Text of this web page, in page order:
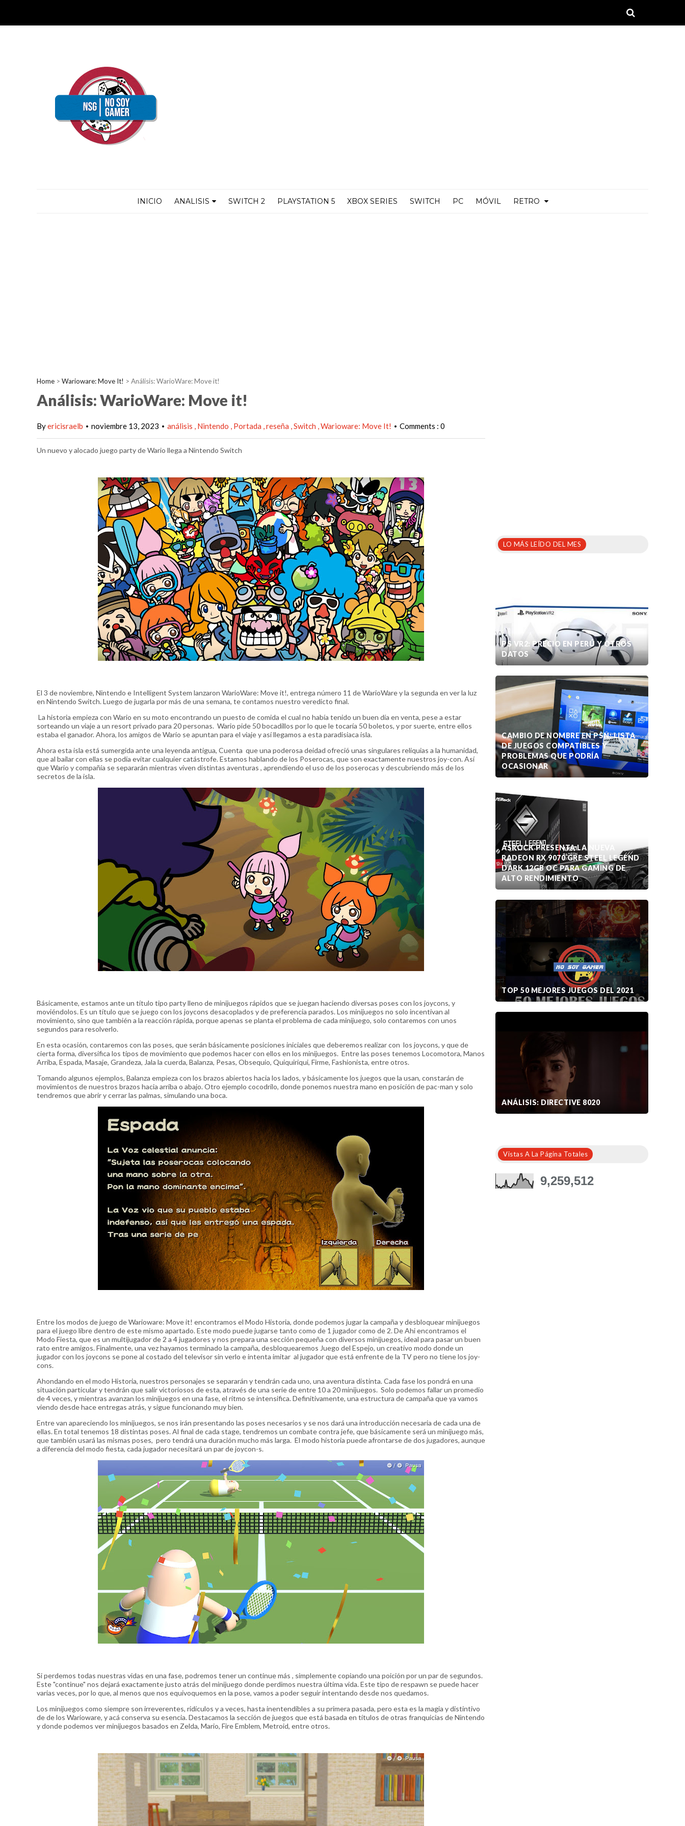
INICIO ANALISIS SWITCH 2 PLAYSTATION 5 XBOX SERIES SWITCH PC MÓVIL RETRO
Home > Warioware: Move It! > Análisis: WarioWare: Move it!
Análisis: WarioWare: Move it!
Byericisraelb • noviembre 13, 2023 • análisis Nintendo Portada reseña Switch Warioware: Move It! • Comments : 0
Un nuevo y alocado juego party de Wario llega a Nintendo Switch
El 3 de noviembre, Nintendo e Intelligent System lanzaron WarioWare: Move it!, entrega número 11 de WarioWare y la segunda en ver la luz
en Nintendo Switch. Luego de jugarla por más de una semana, te contamos nuestro veredicto final.
La historia empieza con Wario en su moto encontrando un puesto de comida el cual no había tenido un buen día en venta, pese a estar
sorteando un viaje a un resort privado para 20 personas. Wario pide 50 bocadillos por lo que le tocaría 50 boletos, y por suerte, entre ellos
estaba el ganador. Ahora, los amigos de Wario se apuntan para el viaje y así llegamos a esta paradisiaca isla.
Ahora esta isla está sumergida ante una leyenda antigua, Cuenta que una poderosa deidad ofreció unas singulares reliquias a la humanidad,
que al bailar con ellas se podía evitar cualquier catástrofe. Estamos hablando de los Poserocas, que son exactamente nuestros joy-con. Así
que Wario y compañía se separarán mientras viven distintas aventuras , aprendiendo el uso de los poserocas y descubriendo más de los
secretos de la isla.
Básicamente, estamos ante un título tipo party lleno de minijuegos rápidos que se juegan haciendo diversas poses con los joycons, y
moviéndolos. Es un título que se juego con los joycons desacoplados y de preferencia parados. Los minijuegos no solo incentivan al
movimiento, sino que también a la reacción rápida, porque apenas se planta el problema de cada minijuego, solo contaremos con unos
segundos para resolverlo.
En esta ocasión, contaremos con las poses, que serán básicamente posiciones iniciales que deberemos realizar con los joycons, y que de
cierta forma, diversifica los tipos de movimiento que podemos hacer con ellos en los minijuegos. Entre las poses tenemos Locomotora, Manos
Arriba, Espada, Masaje, Grandeza, Jala la cuerda, Balanza, Pesas, Obsequio, Quiquiriqui, Firme, Fashionista, entre otros.
Tomando algunos ejemplos, Balanza empieza con los brazos abiertos hacia los lados, y básicamente los juegos que la usan, constarán de
movimientos de nuestros brazos hacia arriba o abajo. Otro ejemplo cocodrilo, donde ponemos nuestra mano en posición de pac-man y solo
tendremos que abrir y cerrar las palmas, simulando una boca.
Entre los modos de juego de Warioware: Move it! encontramos el Modo Historia, donde podemos jugar la campaña y desbloquear minijuegos
para el juego libre dentro de este mismo apartado. Este modo puede jugarse tanto como de 1 jugador como de 2. De Ahi encontramos el
Modo Fiesta, que es un multijugador de 2 a 4 jugadores y nos prepara una sección pequeña con diversos minijuegos, ideal para pasar un buen
rato entre amigos. Finalmente, una vez hayamos terminado la campaña, desbloquearemos Juego del Espejo, un creativo modo donde un
jugador con los joycons se pone al costado del televisor sin verlo e intenta imitar al jugador que está enfrente de la TV pero no tiene los joy-
cons.
Ahondando en el modo Historia, nuestros personajes se separarán y tendrán cada uno, una aventura distinta. Cada fase los pondrá en una
situación particular y tendrán que salir victoriosos de esta, através de una serie de entre 10 a 20 minijuegos. Solo podemos fallar un promedio
de 4 veces, y mientras avanzan los minijuegos en una fase, el ritmo se intensifica. Definitivamente, una estructura de campaña que ya vamos
viendo desde hace entregas atrás, y sigue funcionando muy bien.
Entre van apareciendo los minijuegos, se nos irán presentando las poses necesarios y se nos dará una introducción necesaria de cada una de
ellas. En total tenemos 18 distintas poses. Al final de cada stage, tendremos un combate contra jefe, que básicamente será un minijuego más,
que también usará las mismas poses, pero tendrá una duración mucho más larga. El modo historia puede afrontarse de dos jugadores, aunque
a diferencia del modo fiesta, cada jugador necesitará un par de joycon-s.
Si perdemos todas nuestras vidas en una fase, podremos tener un continue más , simplemente copiando una poición por un par de segundos.
Este "continue" nos dejará exactamente justo atrás del minijuego donde perdimos nuestra última vida. Este tipo de respawn se puede hacer
varias veces, por lo que, al menos que nos equivoquemos en la pose, vamos a poder seguir intentando desde nos quedamos.
Los minijuegos como siempre son irreverentes, ridículos y a veces, hasta inentendibles a su primera pasada, pero esta es la magia y distintivo
de de los Warioware, y acá conserva su esencia. Destacamos la sección de juegos que está basada en títulos de otras franquicias de Nintendo
y donde podemos ver minijuegos basados en Zelda, Mario, Fire Emblem, Metroid, entre otros.
LO MÁS LEÍDO DEL MES
PS VR2: PRECIO EN PERÚ Y OTROS
DATOS
CAMBIO DE NOMBRE EN PSN: LISTA
DE JUEGOS COMPATIBLES Y
PROBLEMAS QUE PODRÍA
OCASIONAR
ASROCK PRESENTA LA NUEVA
RADEON RX 9070 GRE STEEL LEGEND
DARK 12GB OC PARA GAMING DE
ALTO RENDIMIENTO
TOP 50 MEJORES JUEGOS DEL 2021
ANÁLISIS: DIRECTIVE 8020
Vistas A La Página Totales
9,259,512